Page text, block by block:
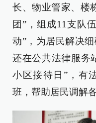
长、物业管家、楼
团”，组成11支队
动”，为居民解决
还在公共法律服务
小区接待日”，有
班，帮助居民调解